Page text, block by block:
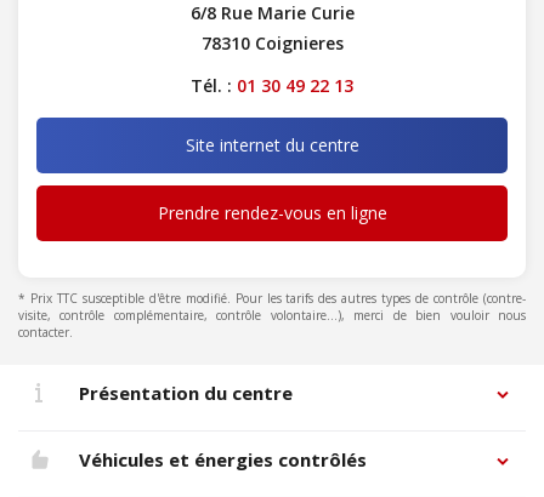
6/8 Rue Marie Curie
78310 Coignieres
Tél. : 01 30 49 22 13
Site internet du centre
Prendre rendez-vous en ligne
* Prix TTC susceptible d'être modifié. Pour les tarifs des autres types de contrôle (contre-
visite, contrôle complémentaire, contrôle volontaire...), merci de bien vouloir nous
contacter.
Présentation du centre
Véhicules et énergies contrôlés